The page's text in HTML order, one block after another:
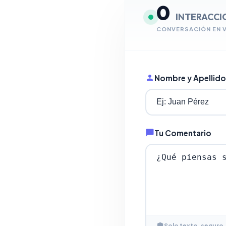
0
CONVERSACIÓN EN
Nombre y Apellido
Tu Comentario